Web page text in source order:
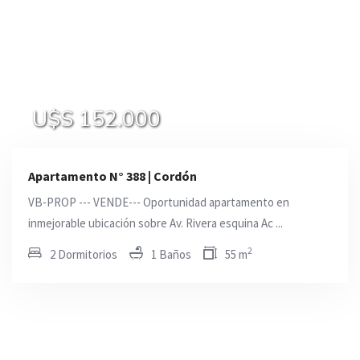
U$S 152.000
Apartamento N° 388 | Cordón
VB-PROP --- VENDE--- Oportunidad apartamento en
inmejorable ubicación sobre Av. Rivera esquina Ac ...
2 Dormitorios 1 Baños 55 m2